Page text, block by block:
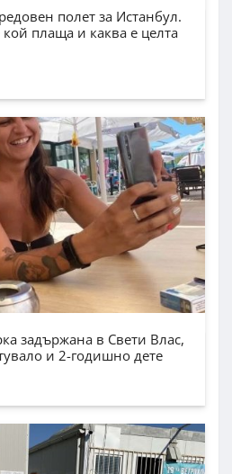
полет за Истанбул.
плаща и каква е целта
задържана в Свети Влас,
и 2-годишно дете